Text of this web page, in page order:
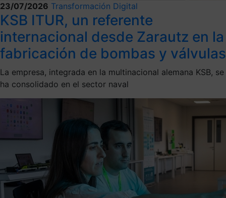
23/07/2026 Transformación Digital
KSB ITUR, un referente
internacional desde Zarautz en la
fabricación de bombas y válvulas
La empresa, integrada en la multinacional alemana KSB, se
ha consolidado en el sector naval